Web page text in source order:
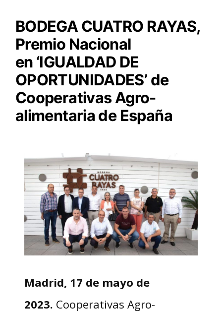
BODEGA CUATRO RAYAS,
Premio Nacional
en ‘IGUALDAD DE
OPORTUNIDADES’ de
Cooperativas Agro-
alimentaria de España
Madrid, 17 de mayo de
2023. Cooperativas Agro-